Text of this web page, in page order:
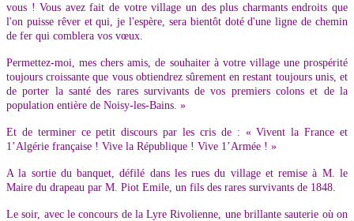
vous ! Vous avez fait de votre village un des plus charmants endroits que
l'on puisse rêver et qui, je l'espère, sera bientôt doté d'une ligne de chemin
de fer qui comblera vos vœux.
Permettez-moi, mes chers amis, de souhaiter à votre village une prospérité
toujours croissante que vous obtiendrez sûrement en restant toujours unis, et
de porter la santé des rares survivants de vos premiers colons et de la
population entière de Noisy-les-Bains. »
Et de terminer ce petit discours par les cris de : « Vivent la France et
1’Algérie française ! Vive la République ! Vive 1’Armée ! »
A la sortie du banquet, défilé dans les rues du village et remise à M. le
Maire du drapeau par M. Piot Emile, un fils des rares survivants de 1848.
Le soir, avec le concours de la Lyre Rivolienne, une brillante sauterie où on